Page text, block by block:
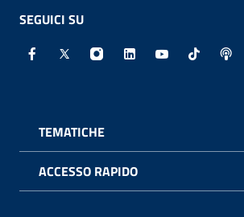
SEGUICI SU
Facebook - Sito esterno -
X - Sito esterno - Apertura
Instagram - Sito
Linkedin - Sito
Youtube -
TikTok
TEMATICHE
ACCESSO RAPIDO